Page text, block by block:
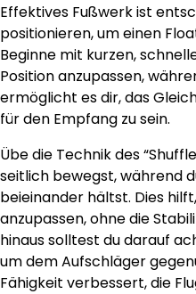
Effektives Fußwerk ist
positionieren, um einen
Beginne mit kurzen,
Position anzupassen,
ermöglicht es dir, das
für den Empfang zu sein.
Übe die Technik des
seitlich bewegst, während
beieinander hältst. Dies
anzupassen, ohne die
hinaus solltest du darauf
um dem Aufschläger
Fähigkeit verbessert, die